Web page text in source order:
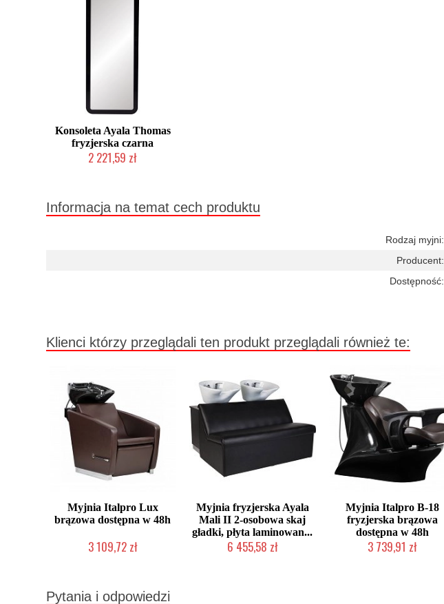
Konsoleta Ayala Thomas
fryzjerska czarna
2 221,59 zł
Informacja na temat cech produktu
Rodzaj myjni:
Producent:
Dostępność:
Klienci którzy przeglądali ten produkt przeglądali również te:
Myjnia Italpro Lux
brązowa dostępna w 48h
3 109,72 zł
Myjnia fryzjerska Ayala
Mali II 2-osobowa skaj
gładki, płyta laminowan...
6 455,58 zł
Myjnia Italpro B-18
fryzjerska brązowa
dostępna w 48h
3 739,91 zł
Pytania i odpowiedzi